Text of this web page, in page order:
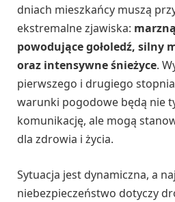
dniach mieszkańcy muszą
ekstremalne zjawiska:
powodujące gołoledź, silny
oraz intensywne śnieżyce.
pierwszego i drugiego
warunki pogodowe będą nie
komunikację, ale mogą
dla zdrowia i życia.
Sytuacja jest dynamiczna, a
niebezpieczeństwo dotyczy